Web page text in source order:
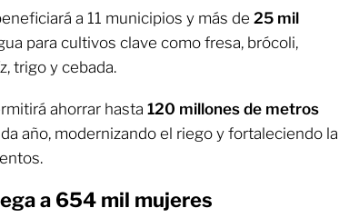
a 11 municipios y más de 25 mil
para cultivos clave como fresa, brócoli,
trigo y cebada.
ahorrar hasta 120 millones de metros
año, modernizando el riego y fortaleciendo la
a 654 mil mujeres